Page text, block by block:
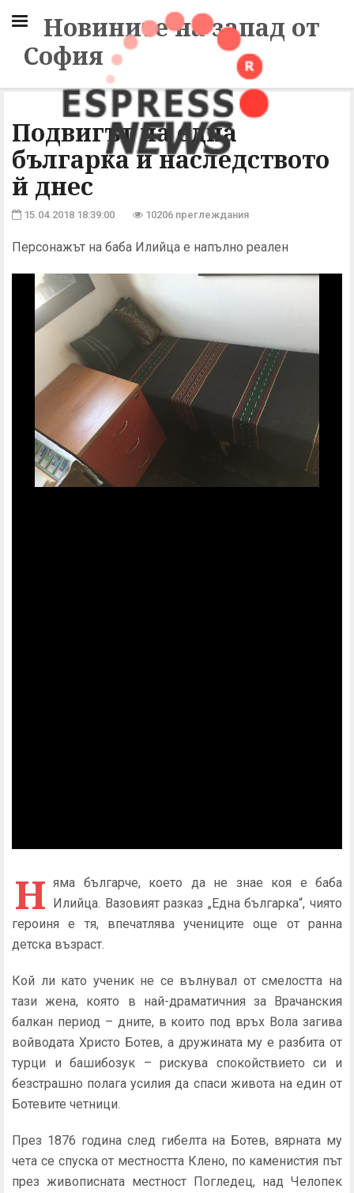
Новините на запад от
София
Подвигът на една
българка и наследството
й днес
15.04.2018 18:39:00 10206 преглеждания
Персонажът на баба Илийца е напълно реален
Н яма българче, което да не знае коя е баба
Илийца. Вазовият разказ „Една българка“, чиято
героиня е тя, впечатлява учениците още от ранна
детска възраст.
Кой ли като ученик не се вълнувал от смелостта на
тази жена, която в най-драматичния за Врачанския
балкан период – дните, в които под връх Вола загива
войводата Христо Ботев, а дружината му е разбита от
турци и башибозук – рискува спокойствието си и
безстрашно полага усилия да спаси живота на един от
Ботевите четници.
През 1876 година след гибелта на Ботев, вярната му
чета се спуска от местността Клено, по каменистия път
през живописната местност Погледец, над Челопек